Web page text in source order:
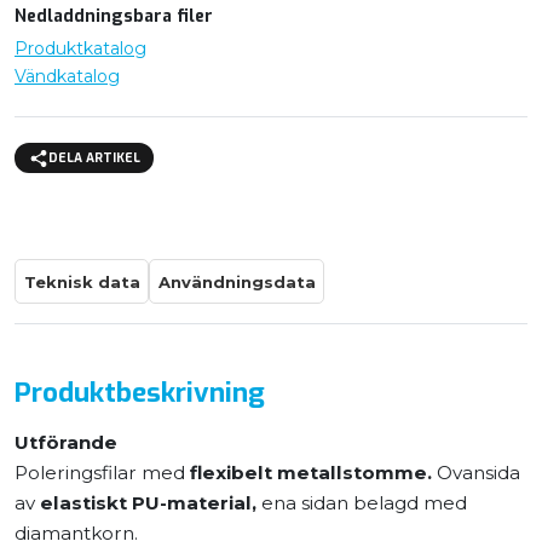
Nedladdningsbara filer
Produktkatalog
Vändkatalog
DELA ARTIKEL
Teknisk data Användningsdata
Produktbeskrivning
Utförande
Poleringsfilar med flexibelt metallstomme. Ovansida
av elastiskt PU-material, ena sidan belagd med
diamantkorn.